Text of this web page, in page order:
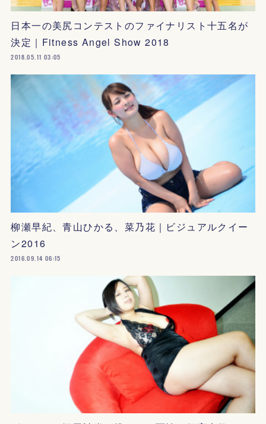
日本一の美尻コンテストのファイナリスト十五名が
決定｜Fitness Angel Show 2018
2018.05.11 03:05
柳瀬早紀、青山ひかる、菜乃花｜ビジュアルクイー
ン2016
2016.09.14 06:15